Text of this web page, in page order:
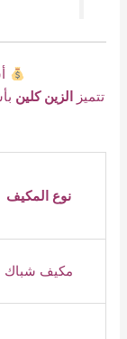
تتميزالزين كلين
نوع المكيف
مكيف شباك